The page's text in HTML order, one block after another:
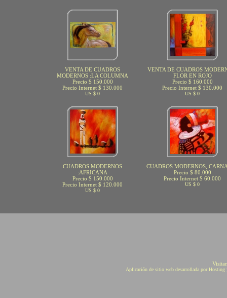
VENTA DE CUADROS
MODERNOS :LA COLUMNA
Precio $ 150.000
Precio Internet $ 130.000
US $ 0
VENTA DE CUADROS
FLOR EN ROJO
Precio $ 160.000
Precio Internet $ 130.000
US $ 0
CUADROS MODERNOS
:AFRICANA
Precio $ 150.000
Precio Internet $ 120.000
US $ 0
CUADROS MODERNOS,
Precio $ 80.000
Precio Internet $ 60.000
US $ 0
Aplicación de sitio web desarrollada por